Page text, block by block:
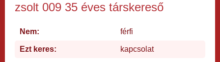
zsolt 009 35 éves társkereső
Nem: férfi
Ezt keres: kapcsolat